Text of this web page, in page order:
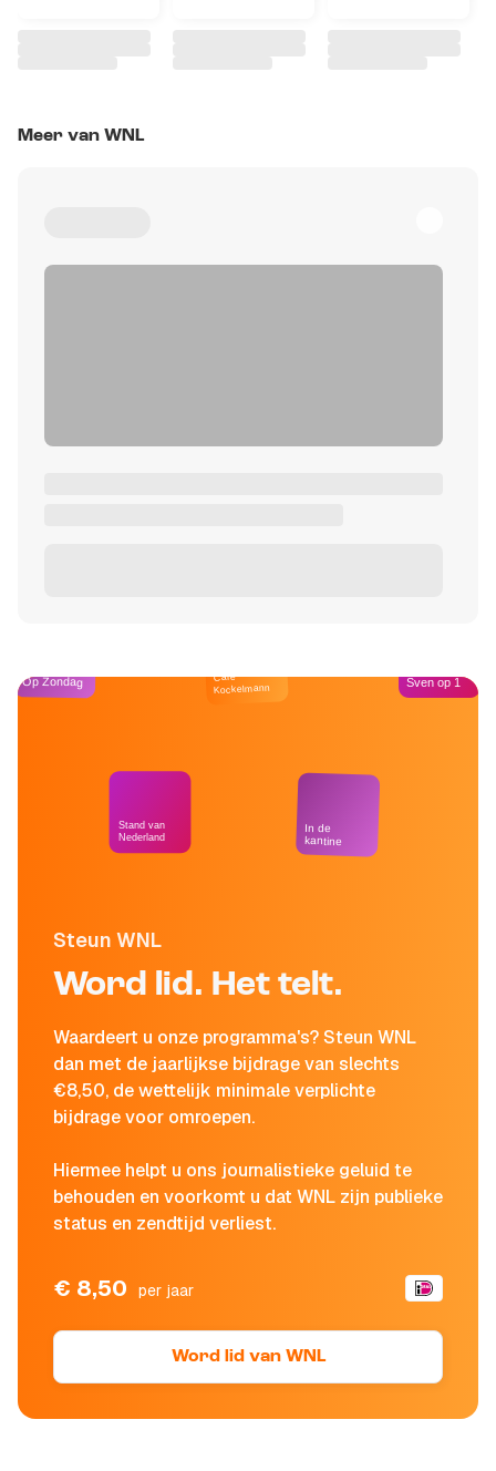
Meer van WNL
Steun WNL
Word lid. Het telt.
Waardeert u onze programma's? Steun WNL
dan met de jaarlijkse bijdrage van slechts
€8,50, de wettelijk minimale verplichte
bijdrage voor omroepen.
Hiermee helpt u ons journalistieke geluid te
behouden en voorkomt u dat WNL zijn publieke
status en zendtijd verliest.
€ 8,50 per jaar
Word lid van WNL
Op Zondag
Stand van
Nederland
Café
Kockelmann
In de
kantine
Sven op 1